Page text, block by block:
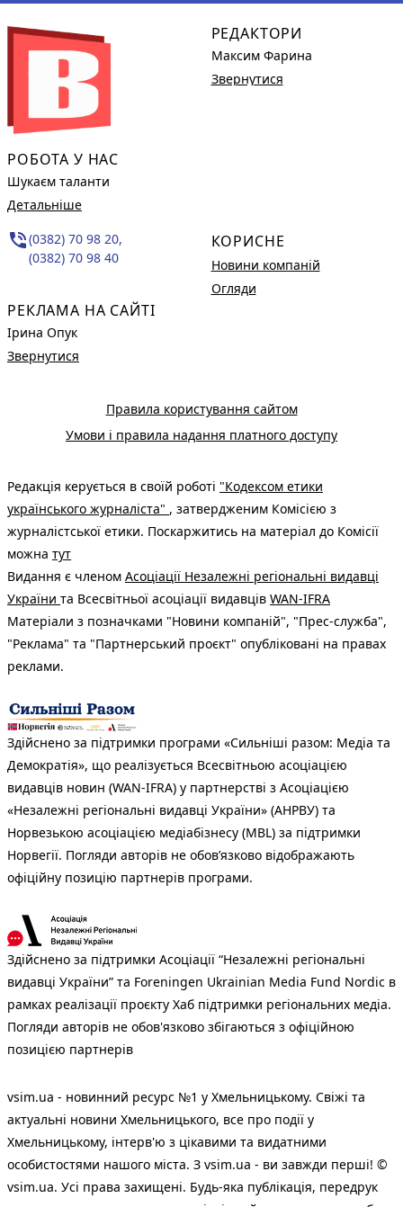
РОБОТА У НАС
Шукаєм таланти
Детальніше
phone_in_talk(0382) 70 98 20,
(0382) 70 98 40
РЕКЛАМА НА САЙТІ
Ірина Опук
Звернутися
РЕДАКТОРИ
Максим Фарина
Звернутися
КОРИСНЕ
Новини компаній
Огляди
Правила користування сайтом
Умови і правила надання платного доступу
Редакція керується в своїй роботі "Кодексом етики
українського журналіста" , затвердженим Комісією з
журналістської етики. Поскаржитись на матеріал до Комісії
можна тут
Видання є членом Асоціації Незалежні регіональні видавці
України та Всесвітньої асоціації видавців WAN-IFRA
Матеріали з позначками "Новини компаній", "Прес-служба",
"Реклама" та "Партнерський проєкт" опубліковані на правах
реклами.
Здійснено за підтримки програми «Сильніші разом: Медіа та
Демократія», що реалізується Всесвітньою асоціацією
видавців новин (WAN-IFRA) у партнерстві з Асоціацією
«Незалежні регіональні видавці України» (АНРВУ) та
Норвезькою асоціацією медіабізнесу (MBL) за підтримки
Норвегії. Погляди авторів не обов’язково відображають
офіційну позицію партнерів програми.
Здійснено за підтримки Асоціації “Незалежні регіональні
видавці України” та Foreningen Ukrainian Media Fund Nordic в
рамках реалізації проєкту Хаб підтримки регіональних медіа.
Погляди авторів не обов'язково збігаються з офіційною
позицією партнерів
vsim.ua - новинний ресурс №1 у Хмельницькому. Свіжі та
актуальні новини Хмельницького, все про події у
Хмельницькому, інтерв'ю з цікавими та видатними
особистостями нашого міста. З vsim.ua - ви завжди перші! ©
vsim.ua. Усі права захищені. Будь-яка публiкацiя, передрук